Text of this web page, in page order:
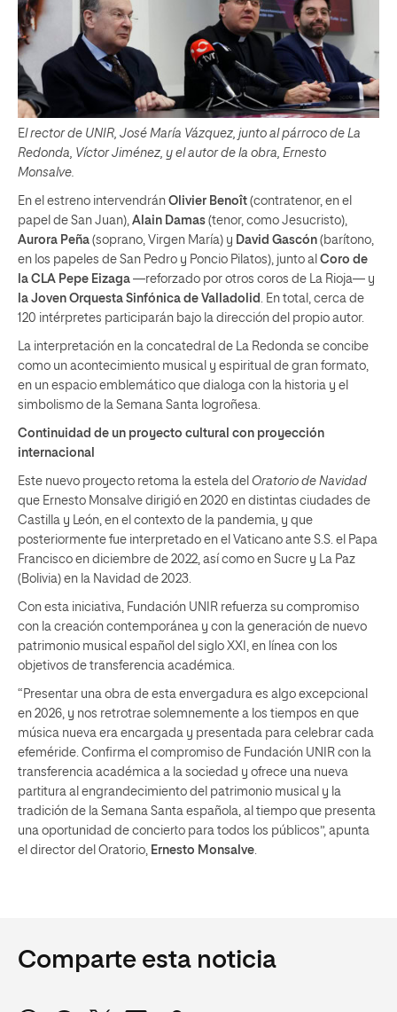
El rector de UNIR, José María Vázquez, junto al párroco de La
Redonda, Víctor Jiménez, y el autor de la obra, Ernesto
Monsalve.
En el estreno intervendrán Olivier Benoît (contratenor, en el
papel de San Juan), Alain Damas (tenor, como Jesucristo),
Aurora Peña (soprano, Virgen María) y David Gascón (barítono,
en los papeles de San Pedro y Poncio Pilatos), junto al Coro de
la CLA Pepe Eizaga —reforzado por otros coros de La Rioja— y
la Joven Orquesta Sinfónica de Valladolid . En total, cerca de
120 intérpretes participarán bajo la dirección del propio autor.
La interpretación en la concatedral de La Redonda se concibe
como un acontecimiento musical y espiritual de gran formato,
en un espacio emblemático que dialoga con la historia y el
simbolismo de la Semana Santa logroñesa.
Continuidad de un proyecto cultural con proyección
internacional
Este nuevo proyecto retoma la estela del Oratorio de Navidad
que Ernesto Monsalve dirigió en 2020 en distintas ciudades de
Castilla y León, en el contexto de la pandemia, y que
posteriormente fue interpretado en el Vaticano ante S.S. el Papa
Francisco en diciembre de 2022, así como en Sucre y La Paz
(Bolivia) en la Navidad de 2023.
Con esta iniciativa, Fundación UNIR refuerza su compromiso
con la creación contemporánea y con la generación de nuevo
patrimonio musical español del siglo XXI, en línea con los
objetivos de transferencia académica.
“Presentar una obra de esta envergadura es algo excepcional
en 2026, y nos retrotrae solemnemente a los tiempos en que
música nueva era encargada y presentada para celebrar cada
efeméride. Confirma el compromiso de Fundación UNIR con la
transferencia académica a la sociedad y ofrece una nueva
partitura al engrandecimiento del patrimonio musical y la
tradición de la Semana Santa española, al tiempo que presenta
una oportunidad de concierto para todos los públicos”, apunta
el director del Oratorio, Ernesto Monsalve.
Comparte esta noticia